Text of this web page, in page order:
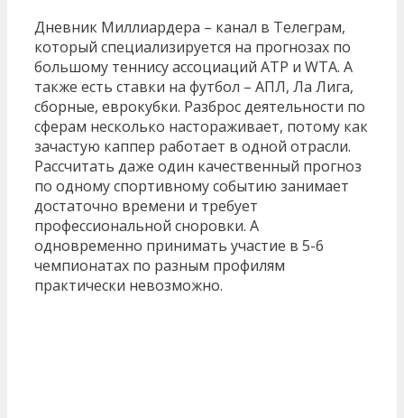
Дневник Миллиардера – канал в Телеграм,
который специализируется на прогнозах по
большому теннису ассоциаций ATP и WTA. А
также есть ставки на футбол – АПЛ, Ла Лига,
сборные, еврокубки. Разброс деятельности по
сферам несколько настораживает, потому как
зачастую каппер работает в одной отрасли.
Рассчитать даже один качественный прогноз
по одному спортивному событию занимает
достаточно времени и требует
профессиональной сноровки. А
одновременно принимать участие в 5-6
чемпионатах по разным профилям
практически невозможно.